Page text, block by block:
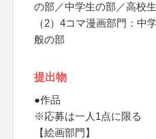
の部／中学生の部／高校
（2）4コマ漫画部門：中
般の部
提出物
●作品
※応募は一人1点に限る
【絵画部門】